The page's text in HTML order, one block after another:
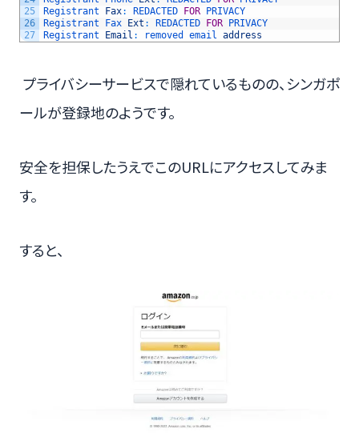
25
26
27
Registrant
Fax: REDACTED FOR
PRIVACY
Registrant
Fax Ext : REDACTED FOR
PRIVACY
Registrant
Email : removed email address
プライバシーサービスで隠れているものの、シンガポ
ールが登録地のようです。
安全を担保したうえでこのURLにアクセスしてみま
す。
すると、